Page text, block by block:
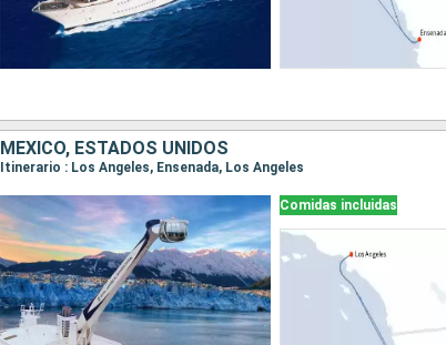
MÉXICO, ESTADOS UNIDOS
Itinerario : Los Angeles, Ensenada, Los Angeles
Comidas incluidas